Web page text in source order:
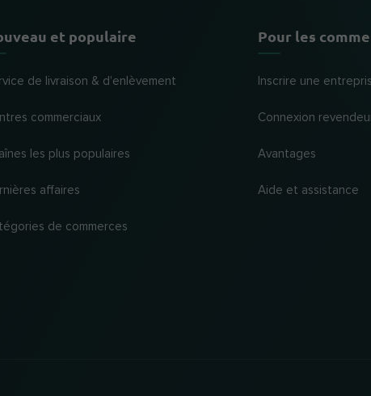
et populaire
de livraison & d'enlèvement
commerciaux
les plus populaires
affaires
de commerces
Pour les
Inscrire une
Connexion
Avantages
Aide et assistance